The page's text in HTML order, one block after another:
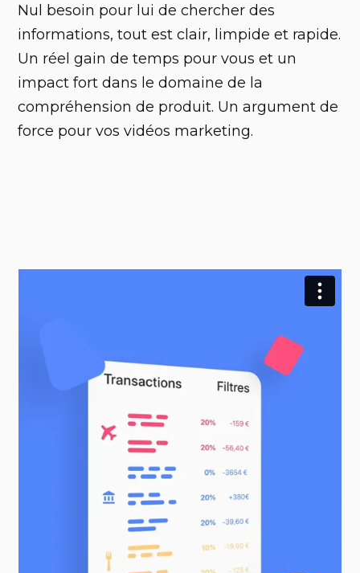
Nul besoin pour lui de chercher des
informations, tout est clair, limpide et rapide.
Un réel gain de temps pour vous et un
impact fort dans le domaine de la
compréhension de produit. Un argument de
force pour vos vidéos marketing.